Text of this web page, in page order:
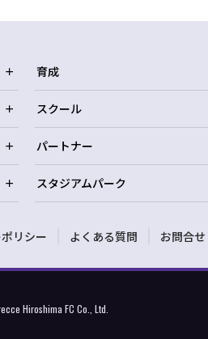
育成
スクール
パートナー
スタジアムパーク
リシー よくある質問 お問合せ
Hiroshima FC Co., Ltd.